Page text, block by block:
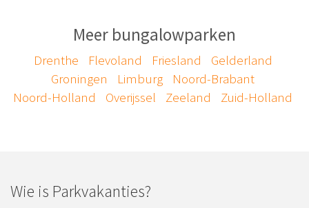
Meer bungalowparken
Drenthe Flevoland Friesland
Gelderland
Groningen
Limburg
Noord-Brabant
Noord-Holland
Overijssel Zeeland Zuid-Holland
Wie is Parkvakanties?